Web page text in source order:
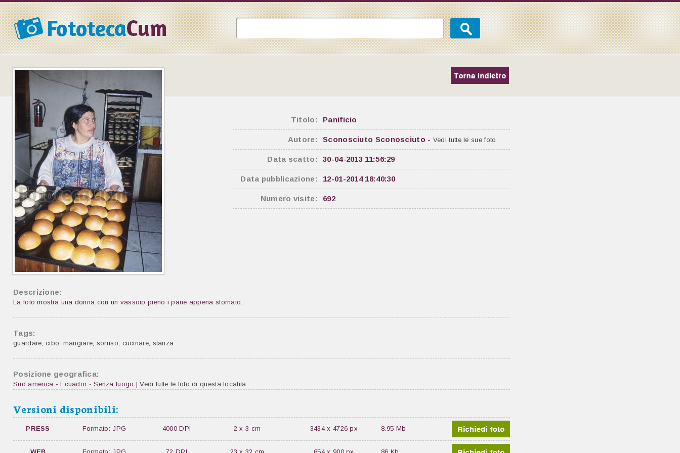
Titolo: Panificio
Autore: Sconosciuto Sconosciuto - Vedi tutte le sue foto
Data scatto: 30-04-2013 11:56:29
Data pubblicazione: 12-01-2014 18:40:30
Numero visite: 692
Descrizione:
La foto mostra una donna con un vassoio pieno i pane appena sfornato.
Tags:
guardare,cibo, mangiare, sorriso, cucinare, stanza
Posizione geografica:
Sud america - Ecuador - Senza luogo |Vedi tutte le foto di questa località
Versioni disponibili:
PRESS Formato: JPG 4000 DPI 2 x 3 cm 3434 x 4726 px 8.95 Mb